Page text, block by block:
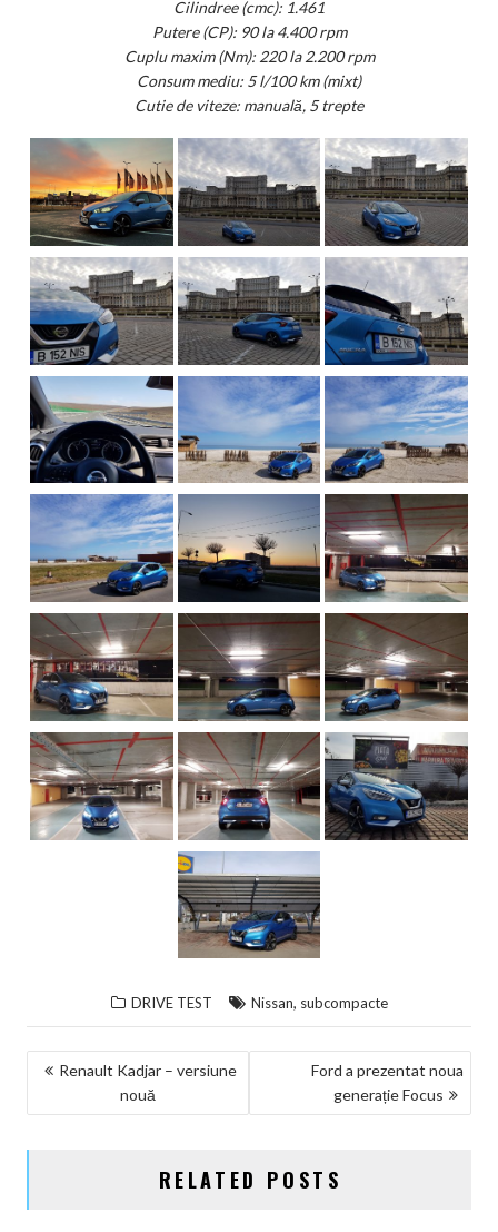
Cilindree (cmc): 1.461
Putere (CP): 90 la 4.400 rpm
Cuplu maxim (Nm): 220 la 2.200 rpm
Consum mediu: 5 l/100 km (mixt)
Cutie de viteze: manuală, 5 trepte
DRIVE TEST Nissan, subcompacte
NAVIGARE
Renault Kadjar – versiune
nouă
Ford a prezentat noua
generație Focus
RELATED POSTS